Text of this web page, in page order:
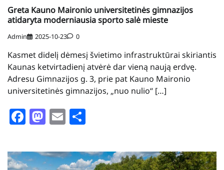
Greta Kauno Maironio universitetinės gimnazijos
atidaryta moderniausia sporto salė mieste
Admin 2025-10-23 0
Kasmet didelį dėmesį švietimo infrastruktūrai skiriantis
Kaunas ketvirtadienį atvėrė dar vieną naują erdvę.
Adresu Gimnazijos g. 3, prie pat Kauno Maironio
universitetinės gimnazijos, „nuo nulio“ […]
Facebook
Mastodon
Email